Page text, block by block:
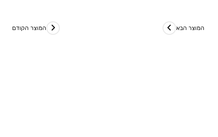
המוצר הקודם המוצר הבא